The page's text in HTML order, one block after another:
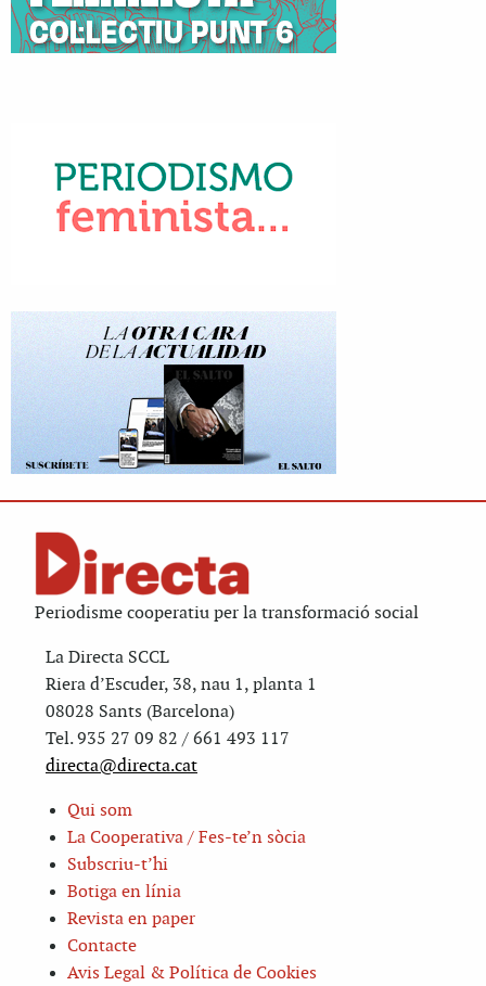
Periodisme cooperatiu per la transformació social
La Directa SCCL
Riera d’Escuder, 38, nau 1, planta 1
08028 Sants (Barcelona)
Tel. 935 27 09 82 / 661 493 117
directa@directa.cat
Qui som
La Cooperativa / Fes-te’n sòcia
Subscriu-t’hi
Botiga en línia
Revista en paper
Contacte
Avis Legal & Política de Cookies